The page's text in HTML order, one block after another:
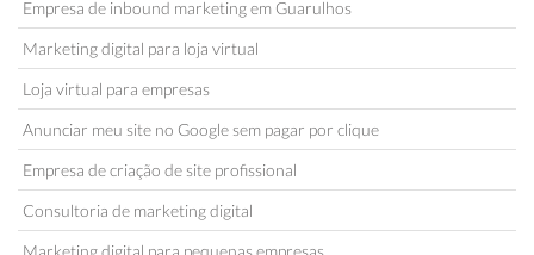
Empresa de inbound marketing em Guarulhos
Marketing digital para loja virtual
Loja virtual para empresas
Anunciar meu site no Google sem pagar por clique
Empresa de criação de site profissional
Consultoria de marketing digital
Marketing digital para pequenas empresas